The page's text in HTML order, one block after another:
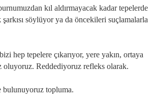
kıl aldırmayacak kadar tepelerde
söylüyor ya da öncekileri suçlamalarla
hep tepelere çıkarıyor, yere yakın, ortaya
oluyoruz. Reddediyoruz refleks olarak.
bulunuyoruz topluma.